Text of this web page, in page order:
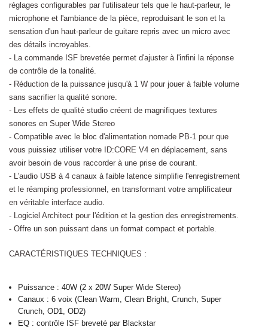
réglages configurables par l'utilisateur tels que le haut-parleur, le
microphone et l'ambiance de la pièce, reproduisant le son et la
sensation d'un haut-parleur de guitare repris avec un micro avec
des détails incroyables.
- La commande ISF brevetée permet d'ajuster à l'infini la réponse
de contrôle de la tonalité.
- Réduction de la puissance jusqu'à 1 W pour jouer à faible volume
sans sacrifier la qualité sonore.
- Les effets de qualité studio créent de magnifiques textures
sonores en Super Wide Stereo
- Compatible avec le bloc d'alimentation nomade PB-1 pour que
vous puissiez utiliser votre ID:CORE V4 en déplacement, sans
avoir besoin de vous raccorder à une prise de courant.
- L'audio USB à 4 canaux à faible latence simplifie l'enregistrement
et le réamping professionnel, en transformant votre amplificateur
en véritable interface audio.
- Logiciel Architect pour l'édition et la gestion des enregistrements.
- Offre un son puissant dans un format compact et portable.
CARACTÉRISTIQUES TECHNIQUES :
Puissance : 40W (2 x 20W Super Wide Stereo)
Canaux : 6 voix (Clean Warm, Clean Bright, Crunch, Super
Crunch, OD1, OD2)
EQ : contrôle ISF breveté par Blackstar